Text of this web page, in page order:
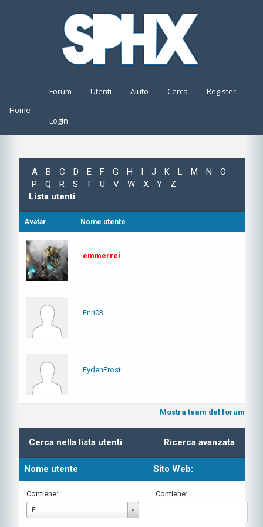
Home
Forum Utenti Aiuto Cerca Register
Login
A B C D E F G H I J K L M N
O
P
Q R S T U V W X Y
Z
Lista utenti
Avatar Nome utente
emmerrei
Enri03
EydenFrost
Mostra team del forum
Ricerca avanzata
Cerca nella lista utenti
Nome utente Sito Web:
Contiene:
E
Nome
utente
Contiene: